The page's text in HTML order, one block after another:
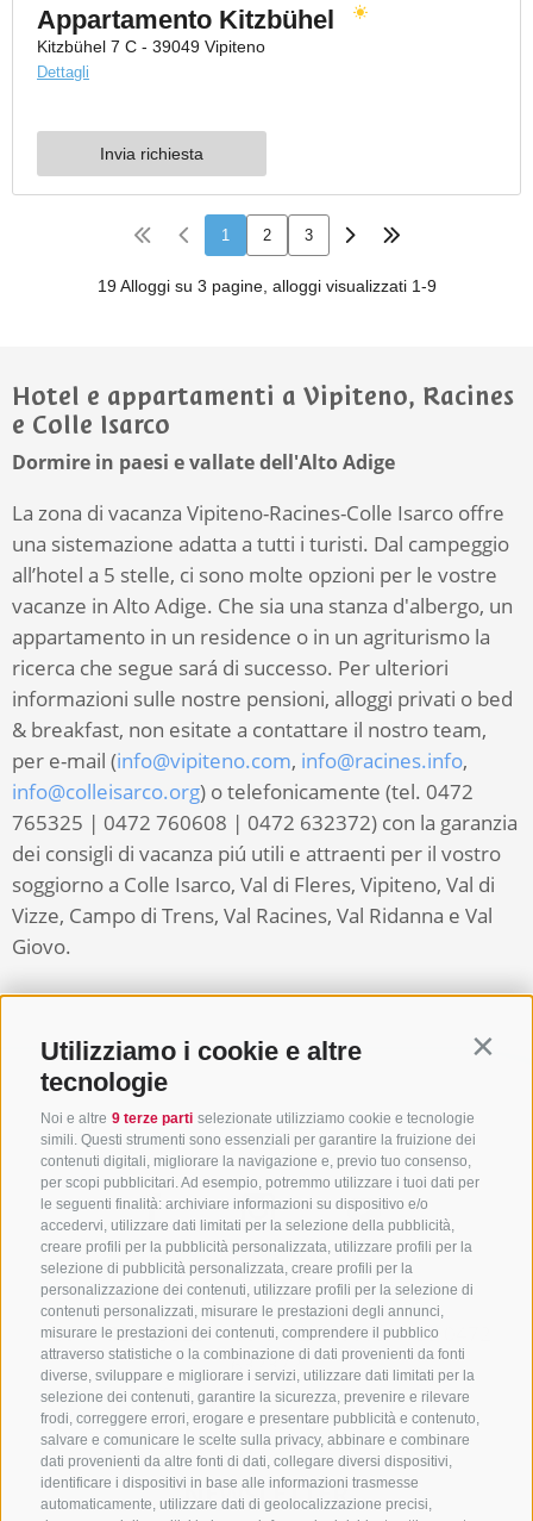
Utilizziamo i cookie e altre
tecnologie
Noi e altre 9 terze parti selezionate utilizziamo cookie e tecnologie
simili. Questi strumenti sono essenziali per garantire la fruizione dei
contenuti digitali, migliorare la navigazione e, previo tuo consenso,
per scopi pubblicitari. Ad esempio, potremmo utilizzare i tuoi dati per
le seguenti finalità: archiviare informazioni su dispositivo e/o
accedervi, utilizzare dati limitati per la selezione della pubblicità,
creare profili per la pubblicità personalizzata, utilizzare profili per la
selezione di pubblicità personalizzata, creare profili per la
personalizzazione dei contenuti, utilizzare profili per la selezione di
contenuti personalizzati, misurare le prestazioni degli annunci,
misurare le prestazioni dei contenuti, comprendere il pubblico
attraverso statistiche o la combinazione di dati provenienti da fonti
diverse, sviluppare e migliorare i servizi, utilizzare dati limitati per la
selezione dei contenuti, garantire la sicurezza, prevenire e rilevare
frodi, correggere errori, erogare e presentare pubblicità e contenuto,
salvare e comunicare le scelte sulla privacy, abbinare e combinare
dati provenienti da altre fonti di dati, collegare diversi dispositivi,
identificare i dispositivi in base alle informazioni trasmesse
automaticamente, utilizzare dati di geolocalizzazione precisi,
Hotel e appartamenti a Vipiteno, Racines
e Colle Isarco
Dormire in paesi e vallate dell'Alto Adige
La zona di vacanza Vipiteno-Racines-Colle Isarco offre
una sistemazione adatta a tutti i turisti. Dal campeggio
all’hotel a 5 stelle, ci sono molte opzioni per le vostre
vacanze in Alto Adige. Che sia una stanza d'albergo, un
appartamento in un residence o in un agriturismo la
ricerca che segue sará di successo. Per ulteriori
informazioni sulle nostre pensioni, alloggi privati o bed
& breakfast, non esitate a contattare il nostro team,
per e-mail (info@vipiteno.com, info@racines.info,
info@colleisarco.org) o telefonicamente (tel. 0472
765325 | 0472 760608 | 0472 632372) con la garanzia
dei consigli di vacanza piú utili e attraenti per il vostro
soggiorno a Colle Isarco, Val di Fleres, Vipiteno, Val di
Vizze, Campo di Trens, Val Racines, Val Ridanna e Val
Giovo.
CONTATTACI
+39 0472 765325/+39 0472 760608/+39 0472
632372
info@sterzing-ratschings.it
NEWSLETTER